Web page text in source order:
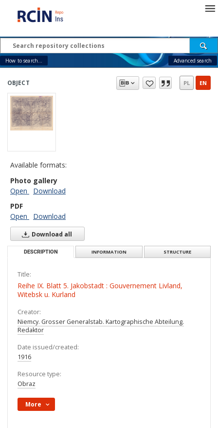
How to search... Advanced search
OBJECT PL EN
Available formats:
Photo gallery
Open
Download
PDF
Open
Download
Download all
DESCRIPTION INFORMATION STRUCTURE
Title:
Reihe IX. Blatt 5. Jakobstadt : Gouvernement Livland,
Witebsk u. Kurland
Creator:
Niemcy. Grosser Generalstab. Kartographische Abteilung.
Redaktor
Date issued/created:
1916
Resource type:
Obraz
More